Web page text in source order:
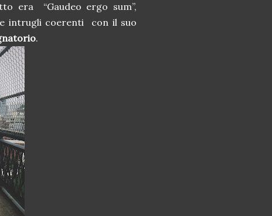
era
“Gaudeo ergo sum”,
intrugli coerenti
con il suo
.